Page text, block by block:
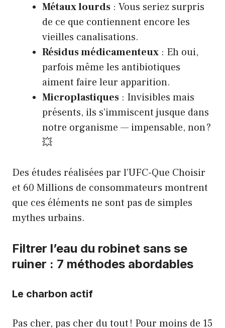
Métaux lourds : Vous seriez surpris
de ce que contiennent encore les
vieilles canalisations.
Résidus médicamenteux : Eh oui,
parfois même les antibiotiques
aiment faire leur apparition.
Microplastiques : Invisibles mais
présents, ils s’immiscent jusque dans
notre organisme — impensable, non ?
💥
Des études réalisées par l’UFC-Que Choisir
et 60 Millions de consommateurs montrent
que ces éléments ne sont pas de simples
mythes urbains.
Filtrer l’eau du robinet sans se
ruiner : 7 méthodes abordables
Le charbon actif
Pas cher, pas cher du tout ! Pour moins de 15